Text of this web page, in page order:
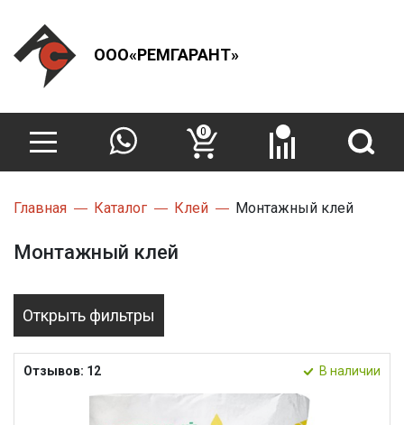
ООО«РЕМГАРАНТ»
0
Главная Каталог Клей Монтажный клей
Монтажный клей
Открыть фильтры
Отзывов: 12 В наличии